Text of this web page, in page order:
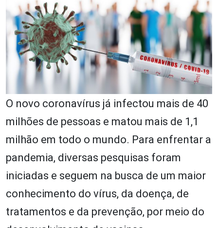
O novo coronavírus já infectou mais de 40
milhões de pessoas e matou mais de 1,1
milhão em todo o mundo. Para enfrentar a
pandemia, diversas pesquisas foram
iniciadas e seguem na busca de um maior
conhecimento do vírus, da doença, de
tratamentos e da prevenção, por meio do